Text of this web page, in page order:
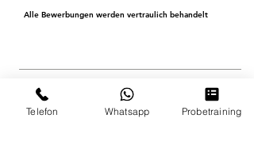
Alle Bewerbungen werden vertraulich behandelt
Telefon Whatsapp Probetraining